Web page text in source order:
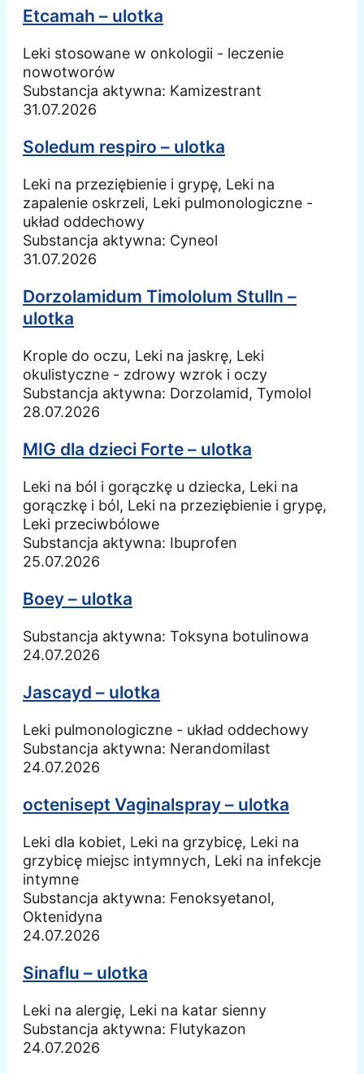
Etcamah – ulotka
Leki stosowane w onkologii - leczenie
nowotworów
Substancja aktywna: Kamizestrant
31.07.2026
Soledum respiro – ulotka
Leki na przeziębienie i grypę, Leki na
zapalenie oskrzeli, Leki pulmonologiczne -
układ oddechowy
Substancja aktywna: Cyneol
31.07.2026
Dorzolamidum Timololum Stulln –
ulotka
Krople do oczu, Leki na jaskrę, Leki
okulistyczne - zdrowy wzrok i oczy
Substancja aktywna: Dorzolamid, Tymolol
28.07.2026
MIG dla dzieci Forte – ulotka
Leki na ból i gorączkę u dziecka, Leki na
gorączkę i ból, Leki na przeziębienie i grypę,
Leki przeciwbólowe
Substancja aktywna: Ibuprofen
25.07.2026
Boey – ulotka
Substancja aktywna: Toksyna botulinowa
24.07.2026
Jascayd – ulotka
Leki pulmonologiczne - układ oddechowy
Substancja aktywna: Nerandomilast
24.07.2026
octenisept Vaginalspray – ulotka
Leki dla kobiet, Leki na grzybicę, Leki na
grzybicę miejsc intymnych, Leki na infekcje
intymne
Substancja aktywna: Fenoksyetanol,
Oktenidyna
24.07.2026
Sinaflu – ulotka
Leki na alergię, Leki na katar sienny
Substancja aktywna: Flutykazon
24.07.2026